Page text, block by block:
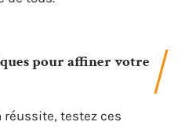
pour affiner votre
testez ces